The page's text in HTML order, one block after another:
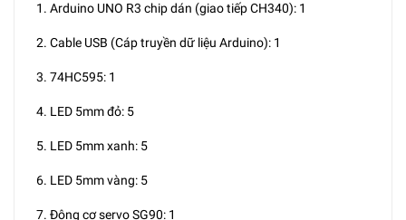
1. Arduino UNO R3 chip dán (giao tiếp CH340): 1
2. Cable USB (Cáp truyền dữ liệu Arduino): 1
3. 74HC595: 1
4. LED 5mm đỏ: 5
5. LED 5mm xanh: 5
6. LED 5mm vàng: 5
7. Động cơ servo SG90: 1